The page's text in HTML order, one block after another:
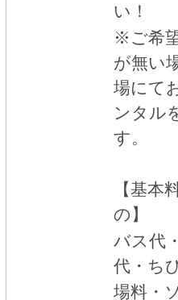
い！
※ご希
が無い
場にて
ンタル
す。
【基本
の】
バス代
代・ち
場料・